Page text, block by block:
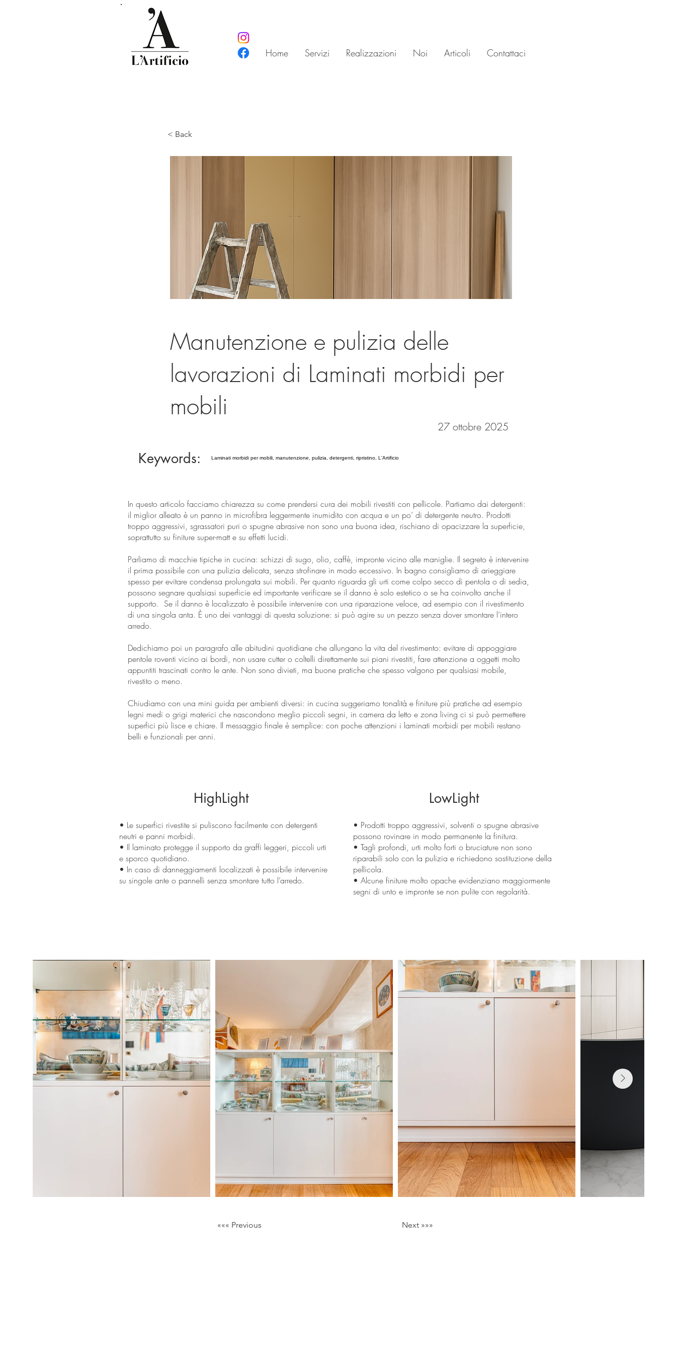
Home Servizi Realizzazioni Noi Articoli Contattaci
< Back
Manutenzione e pulizia delle
lavorazioni di Laminati morbidi per
mobili
27 ottobre 2025
Keywords: Laminati morbidi per mobili, manutenzione, pulizia, detergenti, ripristino, L'Artificio
In questo articolo facciamo chiarezza su come prendersi cura dei mobili rivestiti con pellicole. Partiamo dai detergenti:
il miglior alleato è un panno in microfibra leggermente inumidito con acqua e un po’ di detergente neutro. Prodotti
troppo aggressivi, sgrassatori puri o spugne abrasive non sono una buona idea, rischiano di opacizzare la superficie,
soprattutto su finiture super-matt e su effetti lucidi.
Parliamo di macchie tipiche in cucina: schizzi di sugo, olio, caffè, impronte vicino alle maniglie. Il segreto è intervenire
il prima possibile con una pulizia delicata, senza strofinare in modo eccessivo. In bagno consigliamo di arieggiare
spesso per evitare condensa prolungata sui mobili. Per quanto riguarda gli urti come colpo secco di pentola o di sedia,
possono segnare qualsiasi superficie ed importante verificare se il danno è solo estetico o se ha coinvolto anche il
supporto. Se il danno è localizzato è possibile intervenire con una riparazione veloce, ad esempio con il rivestimento
di una singola anta. È uno dei vantaggi di questa soluzione: si può agire su un pezzo senza dover smontare l’intero
arredo.
Dedichiamo poi un paragrafo alle abitudini quotidiane che allungano la vita del rivestimento: evitare di appoggiare
pentole roventi vicino ai bordi, non usare cutter o coltelli direttamente sui piani rivestiti, fare attenzione a oggetti molto
appuntiti trascinati contro le ante. Non sono divieti, ma buone pratiche che spesso valgono per qualsiasi mobile,
rivestito o meno.
Chiudiamo con una mini guida per ambienti diversi: in cucina suggeriamo tonalità e finiture più pratiche ad esempio
legni medi o grigi materici che nascondono meglio piccoli segni, in camera da letto e zona living ci si può permettere
superfici più lisce e chiare. Il messaggio finale è semplice: con poche attenzioni i laminati morbidi per mobili restano
belli e funzionali per anni.
HighLight
• Le superfici rivestite si puliscono facilmente con detergenti
neutri e panni morbidi.
• Il laminato protegge il supporto da graffi leggeri, piccoli urti
e sporco quotidiano.
• In caso di danneggiamenti localizzati è possibile intervenire
su singole ante o pannelli senza smontare tutto l’arredo.
LowLight
• Prodotti troppo aggressivi, solventi o spugne abrasive
possono rovinare in modo permanente la finitura.
• Tagli profondi, urti molto forti o bruciature non sono
riparabili solo con la pulizia e richiedono sostituzione della
pellicola.
• Alcune finiture molto opache evidenziano maggiormente
segni di unto e impronte se non pulite con regolarità.
««« Previous Next »»»